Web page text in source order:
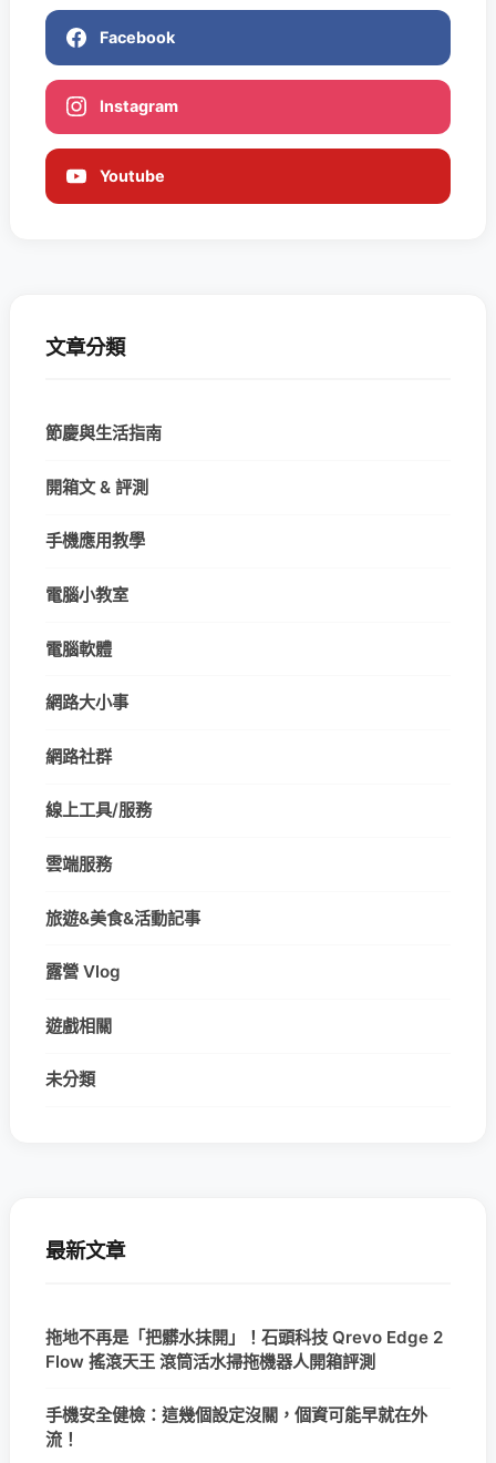
Facebook
Instagram
Youtube
文章分類
節慶與生活指南
開箱文 & 評測
手機應用教學
電腦小教室
電腦軟體
網路大小事
網路社群
線上工具/服務
雲端服務
旅遊&美食&活動記事
露營 Vlog
遊戲相關
未分類
最新文章
拖地不再是「把髒水抹開」！石頭科技 Qrevo Edge 2
Flow 搖滾天王 滾筒活水掃拖機器人開箱評測
手機安全健檢：這幾個設定沒關，個資可能早就在外
流！